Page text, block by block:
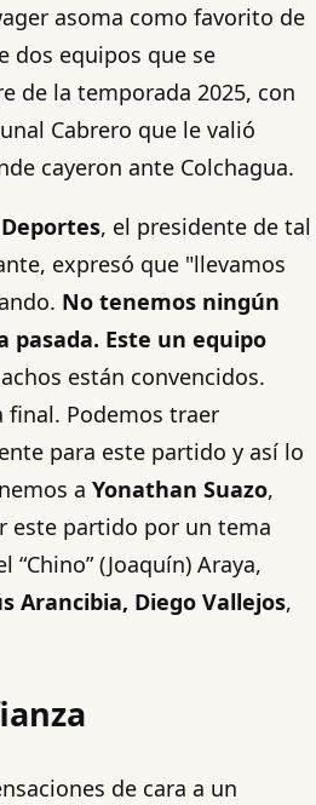
asoma como favorito de
dos equipos que se
de la temporada 2025, con
Cabrero que le valió
cayeron ante Colchagua.
, el presidente de tal
expresó que "llevamos
No tenemos ningún
pasada. Este un equipo
están convencidos.
final. Podemos traer
para este partido y así lo
a Yonathan Suazo,
este partido por un tema
(Joaquín) Araya,
Arancibia, Diego Vallejos,
de cara a un